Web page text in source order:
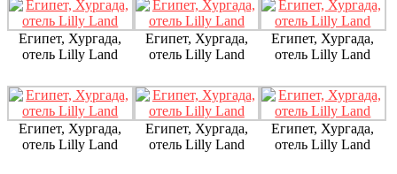
Египет, Хургада,
отель Lilly Land
Египет, Хургада,
отель Lilly Land
Египет, Хургада,
отель Lilly Land
Египет, Хургада,
отель Lilly Land
Египет, Хургада,
отель Lilly Land
Египет, Хургада,
отель Lilly Land